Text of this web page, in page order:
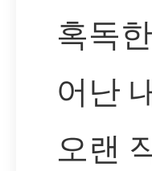
혹독
어난
오랜